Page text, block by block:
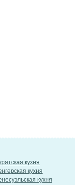
кухня
кухня
кухня